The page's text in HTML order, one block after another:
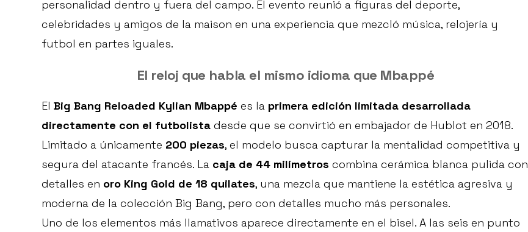
personalidad dentro y fuera del campo. El evento reunió a figuras del deporte,
celebridades y amigos de la maison en una experiencia que mezcló música, relojería y
futbol en partes iguales.
El reloj que habla el mismo idioma que Mbappé
El Big Bang Reloaded Kylian Mbappé es la primera edición limitada desarrollada
directamente con el futbolista desde que se convirtió en embajador de Hublot en 2018.
Limitado a únicamente 200 piezas, el modelo busca capturar la mentalidad competitiva y
segura del atacante francés. La caja de 44 milímetros combina cerámica blanca pulida con
detalles en oro King Gold de 18 quilates, una mezcla que mantiene la estética agresiva y
moderna de la colección Big Bang, pero con detalles mucho más personales.
Uno de los elementos más llamativos aparece directamente en el bisel. A las seis en punto